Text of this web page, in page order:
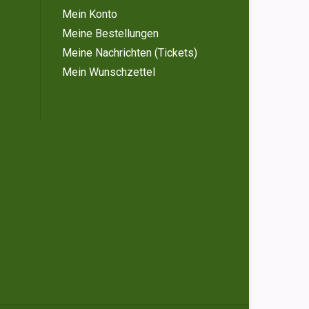
Mein Konto
Meine Bestellungen
Meine Nachrichten (Tickets)
Mein Wunschzettel